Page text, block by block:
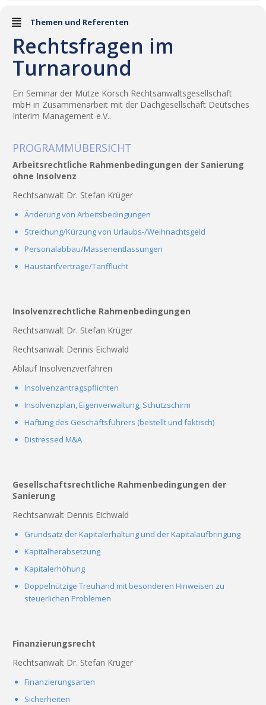
Themen und Referenten
Rechtsfragen im
Turnaround
Ein Seminar der Mütze Korsch Rechtsanwaltsgesellschaft
mbH in Zusammenarbeit mit der Dachgesellschaft Deutsches
Interim Management e.V..
PROGRAMMÜBERSICHT
Arbeitsrechtliche Rahmenbedingungen der Sanierung
ohne Insolvenz
Rechtsanwalt Dr. Stefan Krüger
Änderung von Arbeitsbedingungen
Streichung/Kürzung von Urlaubs-/Weihnachtsgeld
Personalabbau/Massenentlassungen
Haustarifverträge/Tarifflucht
Insolvenzrechtliche Rahmenbedingungen
Rechtsanwalt Dr. Stefan Krüger
Rechtsanwalt Dennis Eichwald
Ablauf Insolvenzverfahren
Insolvenzantragspflichten
Insolvenzplan, Eigenverwaltung, Schutzschirm
Haftung des Geschäftsführers (bestellt und faktisch)
Distressed M&A
Gesellschaftsrechtliche Rahmenbedingungen der
Sanierung
Rechtsanwalt Dennis Eichwald
Grundsatz der Kapitalerhaltung und der Kapitalaufbringung
Kapitalherabsetzung
Kapitalerhöhung
Doppelnützige Treuhand mit besonderen Hinweisen zu
steuerlichen Problemen
Finanzierungsrecht
Rechtsanwalt Dr. Stefan Krüger
Finanzierungsarten
Sicherheiten